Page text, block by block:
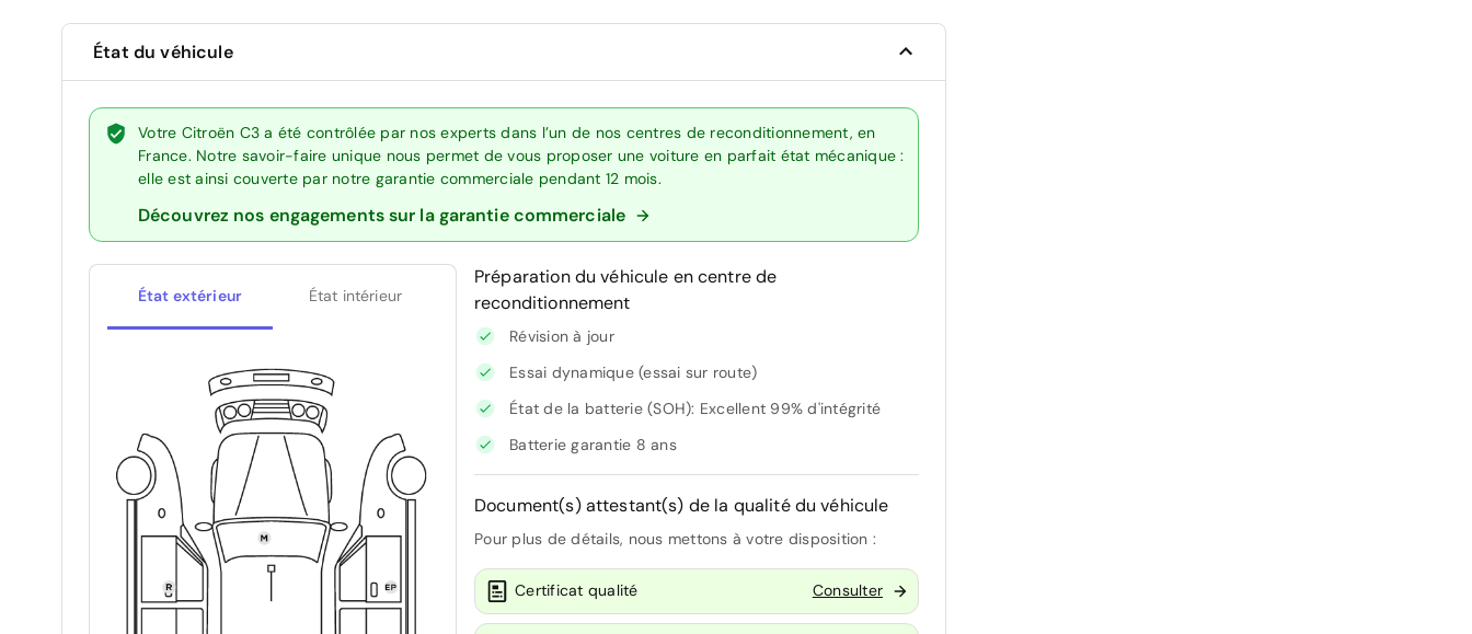
État du véhicule
Votre Citroën C3 a été contrôlée par nos experts dans l’un de nos centres de reconditionnement, en
France. Notre savoir-faire unique nous permet de vous proposer une voiture en parfait état mécanique :
elle est ainsi couverte par notre garantie commerciale pendant 12 mois.
Découvrez nos engagements sur la garantie commerciale
État extérieur État intérieur
Préparation du véhicule en centre de
reconditionnement
Révision à jour
Essai dynamique (essai sur route)
État de la batterie (SOH): Excellent 99% d'intégrité
Batterie garantie 8 ans
Document(s) attestant(s) de la qualité du véhicule
Pour plus de détails, nous mettons à votre disposition :
Certificat qualité Consulter